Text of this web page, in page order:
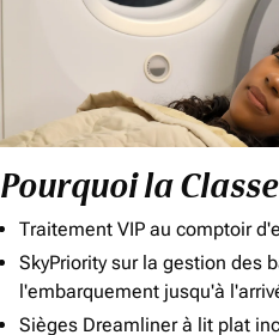
Pourquoi la
Traitement VIP au comptoir
SkyPriority sur la gestion des
l'embarquement jusqu'à
Sièges Dreamliner à lit plat